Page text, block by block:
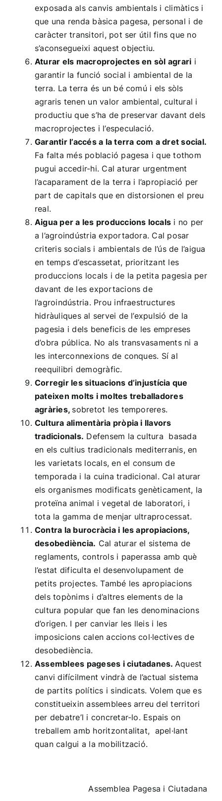
exposada als canvis ambientals i climàtics i
que una renda bàsica pagesa, personal i de
caràcter transitori, pot ser útil fins que no
s’aconsegueixi aquest objectiu.
Aturar els macroprojectes en sòl agrari i
garantir la funció social i ambiental de la
terra. La terra és un bé comú i els sòls
agraris tenen un valor ambiental, cultural i
productiu que s’ha de preservar davant dels
macroprojectes i l’especulació.
Garantir l’accés a la terra com a dret social.
Fa falta més població pagesa i que tothom
pugui accedir-hi. Cal aturar urgentment
l’acaparament de la terra i l’apropiació per
part de capitals que en distorsionen el preu
real.
Aigua per a les produccions locals i no per
a l’agroindústria exportadora. Cal posar
criteris socials i ambientals de l’ús de l’aigua
en temps d’escassetat, prioritzant les
produccions locals i de la petita pagesia per
davant de les exportacions de
l’agroindústria. Prou infraestructures
hidràuliques al servei de l’expulsió de la
pagesia i dels beneficis de les empreses
d’obra pública. No als transvasaments ni a
les interconnexions de conques. Sí al
reequilibri demogràfic.
Corregir les situacions d’injustícia que
pateixen molts i moltes treballadores
agràries, sobretot les temporeres.
Cultura alimentària pròpia i llavors
tradicionals. Defensem la cultura basada
en els cultius tradicionals mediterranis, en
les varietats locals, en el consum de
temporada i la cuina tradicional. Cal aturar
els organismes modificats genèticament, la
proteïna animal i vegetal de laboratori, i
tota la gamma de menjar ultraprocessat.
Contra la burocràcia i les apropiacions,
desobediència. Cal aturar el sistema de
reglaments, controls i paperassa amb què
l’estat dificulta el desenvolupament de
petits projectes. També les apropiacions
dels topònims i d’altres elements de la
cultura popular que fan les denominacions
d’origen. I per canviar les lleis i les
imposicions calen accions col·lectives de
desobediència.
Assemblees pageses i ciutadanes. Aquest
canvi difícilment vindrà de l’actual sistema
de partits polítics i sindicats. Volem que es
constitueixin assemblees arreu del territori
per debatre’l i concretar-lo. Espais on
treballem amb horitzontalitat, apel·lant
quan calgui a la mobilització.
Assemblea Pagesa i Ciutadana